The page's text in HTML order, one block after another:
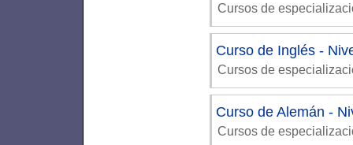
Cursos de
Curso de Inglés -
Cursos de
Curso de Alemán -
Cursos de